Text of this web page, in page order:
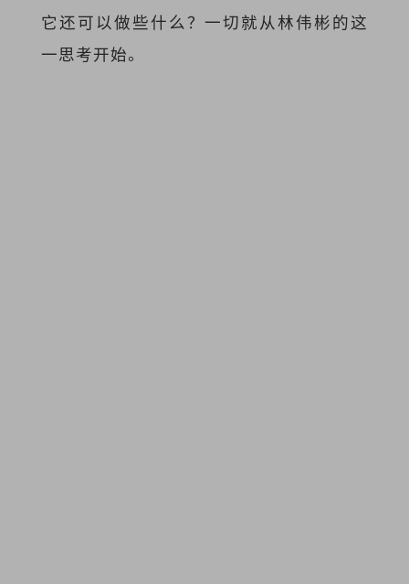
它还可以做些什么？一切就从林伟彬的这
一思考开始。